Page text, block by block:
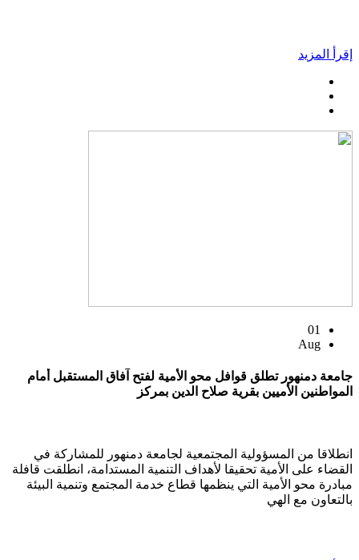
إقرأ المزيد
01
Aug
جامعة دمنهور تطلق قوافل محو الأمية لفتح آفاق المستقبل أمام
المواطنين الأميين بقرية صلاح الدين بمركز
انطلاقا من المسؤولية المجتمعية لجامعة دمنهور للمشاركة في
القضاء على الأمية تحقيقا لأهداف التنمية المستدامة، انطلقت قافلة
مبادرة محو الأمية التي ينظمها قطاع خدمة المجتمع وتنمية البيئة
بالتعاون مع الهي